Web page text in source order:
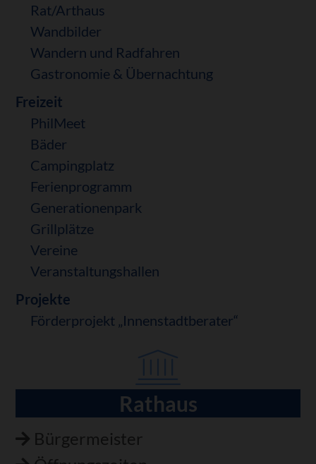
Rat/Arthaus
Wandbilder
Wandern und Radfahren
Gastronomie & Übernachtung
Freizeit
PhilMeet
Bäder
Campingplatz
Ferienprogramm
Generationenpark
Grillplätze
Vereine
Veranstaltungshallen
Projekte
Förderprojekt „Innenstadtberater“
Rathaus
Bürgermeister